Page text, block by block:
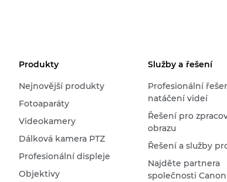
Produkty
Nejnovější produkty
Fotoaparáty
Videokamery
Dálková kamera PTZ
Profesionální displeje
Objektivy
Služby a řešení
Profesionální
natáčení videí
Řešení pro
obrazu
Řešení a služby
Najděte partnera
společnosti Canon